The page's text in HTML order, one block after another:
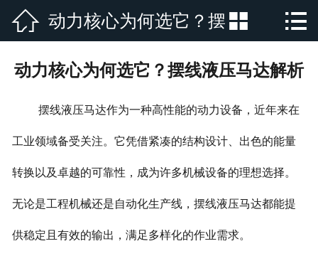
 网站首页
荣誉资质
行业新闻
 动力核心为何选它？摆
线液压马达解析
 
动力核心为何选它？摆线液压马达解析
摆线液压马达作为一种高性能的动力设备，近年来在
工业领域备受关注。它凭借紧凑的结构设计、出色的能量
转换以及卓越的可靠性，成为许多机械设备的理想选择。
无论是工程机械还是自动化生产线，摆线液压马达都能提
供稳定且有效的输出，满足多样化的作业需求。